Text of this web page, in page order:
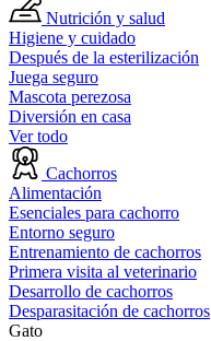
Nutrición y salud
Higiene y cuidado
Después de la esterilización
Juega seguro
Mascota perezosa
Diversión en casa
Ver todo
Cachorros
Alimentación
Esenciales para cachorro
Entorno seguro
Entrenamiento de cachorros
Primera visita al veterinario
Desarrollo de cachorros
Desparasitación de cachorros
Gato